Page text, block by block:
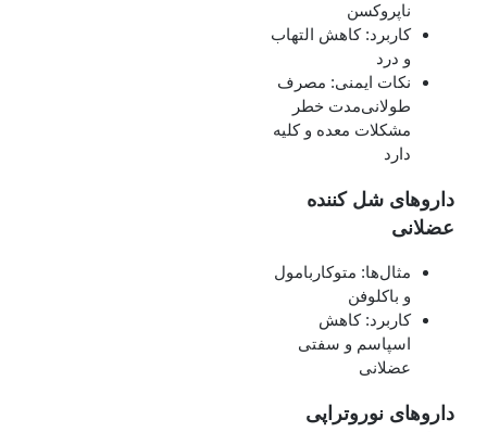
ناپروکسن
کاربرد: کاهش التهاب
و درد
نکات ایمنی: مصرف
طولانی‌مدت خطر
مشکلات معده و کلیه
دارد
داروهای شل‌ کننده
عضلانی
مثال‌ها: متوکاربامول
و باکلوفن
کاربرد: کاهش
اسپاسم و سفتی
عضلانی
داروهای نوروتراپی